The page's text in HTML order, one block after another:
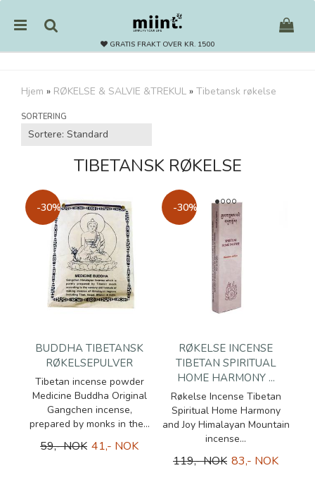
GRATIS FRAKT OVER KR. 1500
Hjem » RØKELSE & SALVIE &TREKUL » Tibetansk røkelse
SORTERING
TIBETANSK RØKELSE
-30%
BUDDHA TIBETANSK
RØKELSEPULVER
Tibetan incense powder
Medicine Buddha Original
Gangchen incense,
prepared by monks in the...
59,- NOK 41,- NOK
-30%
RØKELSE INCENSE
TIBETAN SPIRITUAL
HOME HARMONY ...
Røkelse Incense Tibetan
Spiritual Home Harmony
and Joy Himalayan Mountain
incense...
119,- NOK 83,- NOK